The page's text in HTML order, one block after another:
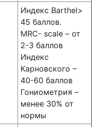
Индекс Barthel>
45 баллов.
MRC- scale – от
2-3 баллов
Индекс
Карновского –
40-60 баллов
Гониометрия –
менее 30% от
нормы